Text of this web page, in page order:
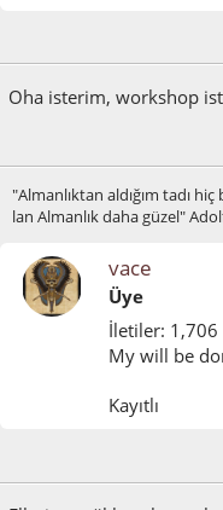
Oha isterim, workshop
"Almanlıktan aldığım tadı
lan Almanlık daha güzel"
vace
Üye
İletiler: 1,706
My will be
Kayıtlı